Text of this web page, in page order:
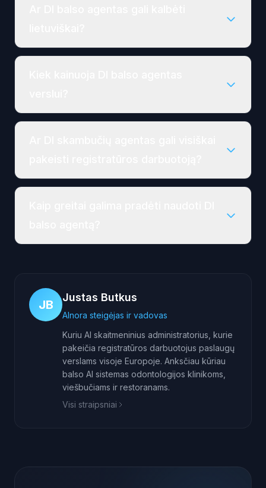
JB
Justas Butkus
AInora steigėjas ir vadovas
Kuriu AI skaitmeninius administratorius, kurie
pakeičia registratūros darbuotojus paslaugų
verslams visoje Europoje. Anksčiau kūriau
balso AI sistemas odontologijos klinikoms,
viešbučiams ir restoranams.
Visi straipsniai